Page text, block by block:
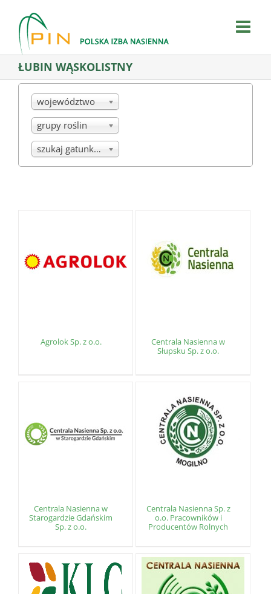
content
ŁUBIN WĄSKOLISTNY
województwo
grupy roślin
szukaj gatunku/mieszanki
Agrolok Sp. z o.o.
Centrala Nasienna w
Słupsku Sp. z o.o.
Centrala Nasienna w
Starogardzie Gdańskim
Sp. z o.o.
Centrala Nasienna Sp. z
o.o. Pracowników i
Producentów Rolnych